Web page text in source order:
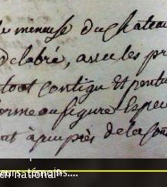
jour du mois de
de Moyriat chevalier baron
a monseigneur monsieur
de Bourgogne, present et
ses hommes, indivisables et
Baron et ses
au prix de 880 livre louis
témoins....
national9.